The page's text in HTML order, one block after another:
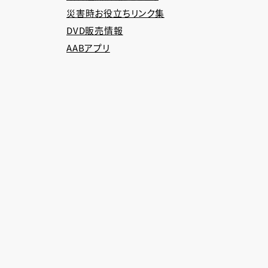
災害時お役立ちリンク集
DVD販売情報
AABアプリ